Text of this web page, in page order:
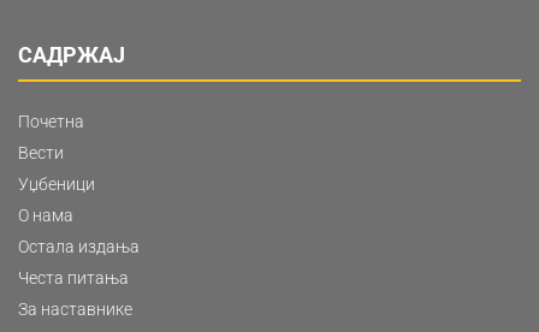
САДРЖАЈ
Почетна
Вести
Уџбеници
О нама
Остала издања
Честа питања
За наставнике